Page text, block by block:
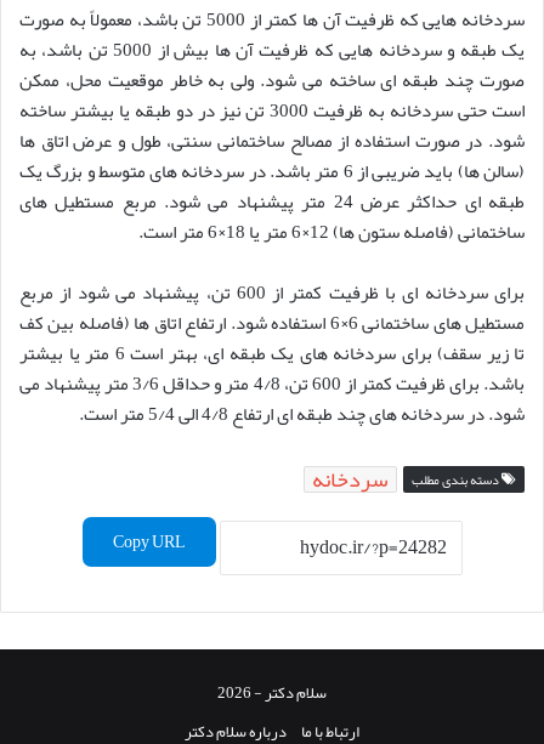
سردخانه هایی که ظرفیت آن ها کمتر از 5000 تن باشد، معمولاً به صورت
یک طبقه و سردخانه هایی که ظرفیت آن ها بیش از 5000 تن باشد، به
صورت چند طبقه ای ساخته می شود. ولی به خاطر موقعیت محل، ممکن
است حتی سردخانه به ظرفیت 3000 تن نیز در دو طبقه یا بیشتر ساخته
شود. در صورت استفاده از مصالح ساختمانی سنتی، طول و عرض اتاق ها
(سالن ها) باید ضریبی از 6 متر باشد. در سردخانه های متوسط و بزرگ یک
طبقه ای حداکثر عرض 24 متر پیشنهاد می شود. مربع مستطیل های
ساختمانی (فاصله ستون ها) 12×6 متر یا 18×6 متر است.
برای سردخانه ای با ظرفیت کمتر از 600 تن، پیشنهاد می شود از مربع
مستطیل های ساختمانی 6×6 استفاده شود. ارتفاع اتاق ها (فاصله بین کف
تا زیر سقف) برای سردخانه های یک طبقه ای، بهتر است 6 متر یا بیشتر
باشد. برای ظرفیت کمتر از 600 تن، 4/8 متر و حداقل 3/6 متر پیشنهاد می
شود. در سردخانه های چند طبقه ای ارتفاع 4/8 الی 5/4 متر است.
دسته بندی مطلب سردخانه
Copy URL
سلام دکتر - 2026
ارتباط با ما درباره سلام دکتر